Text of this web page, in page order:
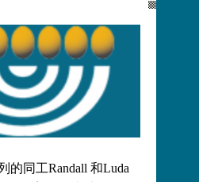
的同工Randall 和Luda